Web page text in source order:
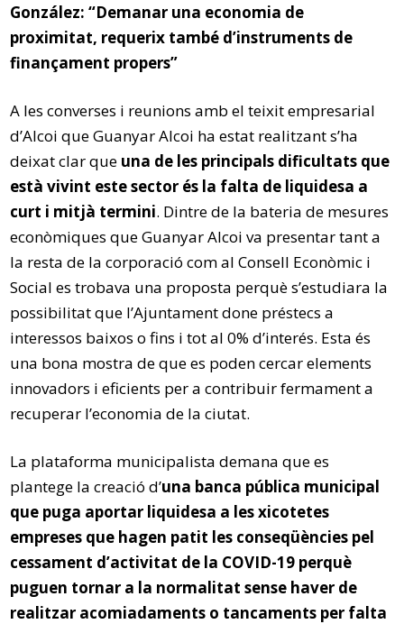
González: “Demanar una economia de
proximitat, requerix també d’instruments de
finançament propers”
A les converses i reunions amb el teixit empresarial
d’Alcoi que Guanyar Alcoi ha estat realitzant s’ha
deixat clar que una de les principals dificultats que
està vivint este sector és la falta de liquidesa a
curt i mitjà termini. Dintre de la bateria de mesures
econòmiques que Guanyar Alcoi va presentar tant a
la resta de la corporació com al Consell Econòmic i
Social es trobava una proposta perquè s’estudiara la
possibilitat que l’Ajuntament done préstecs a
interessos baixos o fins i tot al 0% d’interés. Esta és
una bona mostra de que es poden cercar elements
innovadors i eficients per a contribuir fermament a
recuperar l’economia de la ciutat.
La plataforma municipalista demana que es
plantege la creació d’una banca pública municipal
que puga aportar liquidesa a les xicotetes
empreses que hagen patit les conseqüències pel
cessament d’activitat de la COVID-19 perquè
puguen tornar a la normalitat sense haver de
realitzar acomiadaments o tancaments per falta